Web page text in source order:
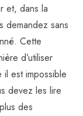
et, dans la
demandez sans
Cette
d’utiliser
il est impossible
devez les lire
des